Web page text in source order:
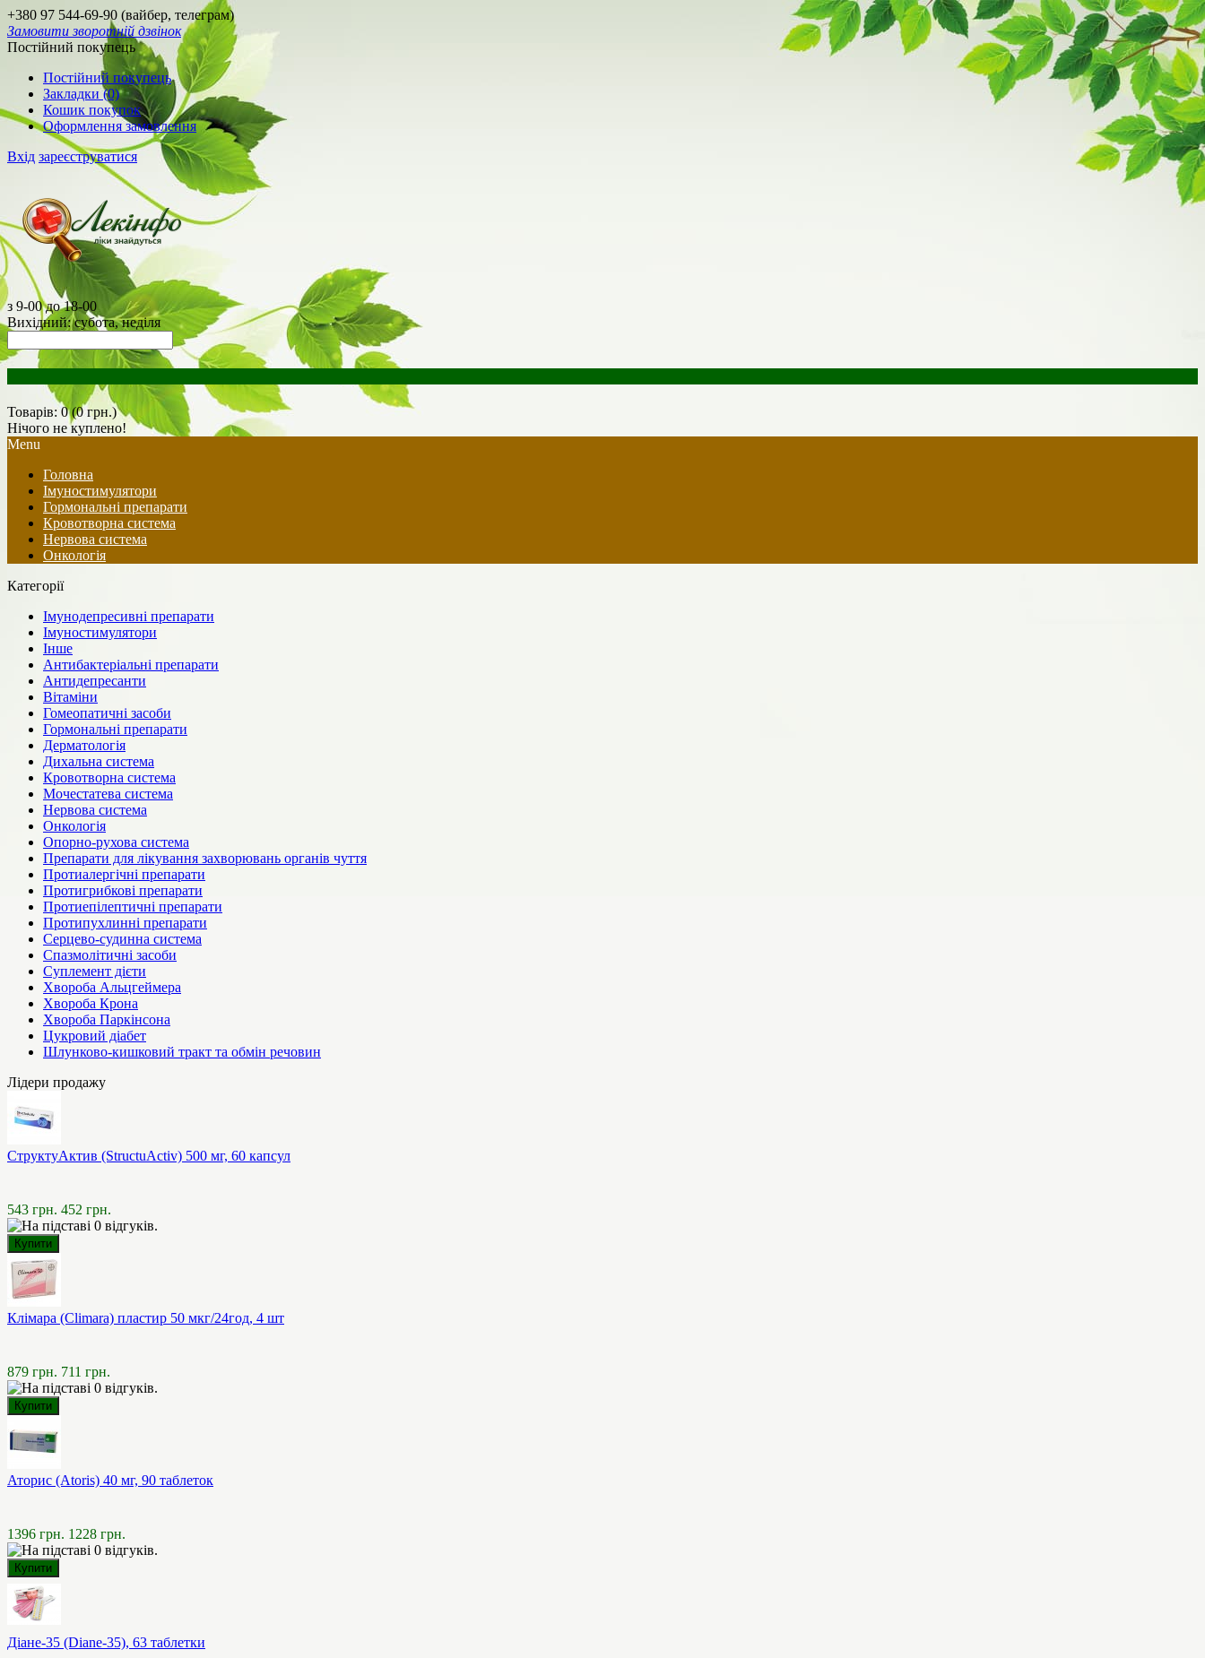
+380 97 544-69-90 (вайбер, телеграм)
Замовити зворотній дзвінок
Постійний покупець
Постійний покупець
Закладки (0)
Кошик покупок
Оформлення замовлення
Вхід зареєструватися
з 9-00 до 18-00
Вихідний: субота, неділя
Товарів: 0 (0 грн.)
Нічого не куплено!
Menu
Головна
Імуностимулятори
Гормональні препарати
Кровотворна система
Нервова система
Онкологія
Категорії
Імунодепресивні препарати
Імуностимулятори
Інше
Антибактеріальні препарати
Антидепресанти
Вітаміни
Гомеопатичні засоби
Гормональні препарати
Дерматологія
Дихальна система
Кровотворна система
Мочестатева система
Нервова система
Онкологія
Опорно-рухова система
Препарати для лікування захворювань органів чуття
Протиалергічні препарати
Протигрибкові препарати
Протиепілептичні препарати
Протипухлинні препарати
Серцево-судинна система
Спазмолітичні засоби
Суплемент дієти
Хвороба Альцгеймера
Хвороба Крона
Хвороба Паркінсона
Цукровий діабет
Шлунково-кишковий тракт та обмін речовин
Лідери продажу
СтруктуАктив (StructuActiv) 500 мг, 60 капсул
543 грн. 452 грн.
Клімара (Climara) пластир 50 мкг/24год, 4 шт
879 грн. 711 грн.
Аторис (Atoris) 40 мг, 90 таблеток
1396 грн. 1228 грн.
Діане-35 (Diane-35), 63 таблетки